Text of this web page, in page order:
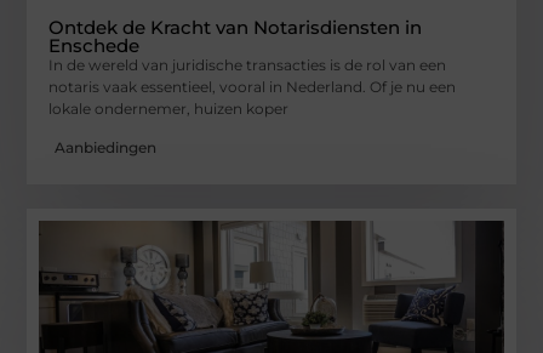
Ontdek de Kracht van Notarisdiensten in
Enschede
In de wereld van juridische transacties is de rol van een
notaris vaak essentieel, vooral in Nederland. Of je nu een
lokale ondernemer, huizen koper
Aanbiedingen